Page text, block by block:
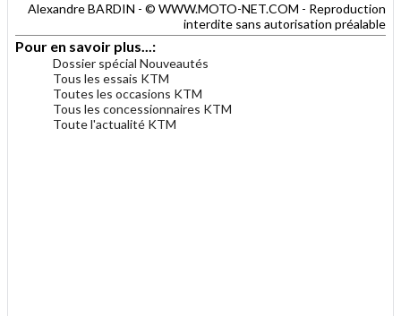
Alexandre BARDIN - © WWW.MOTO-NET.COM - Reproduction
interdite sans autorisation préalable
Pour en savoir plus...:
Dossier spécial Nouveautés
Tous les essais KTM
Toutes les occasions KTM
Tous les concessionnaires KTM
Toute l'actualité KTM